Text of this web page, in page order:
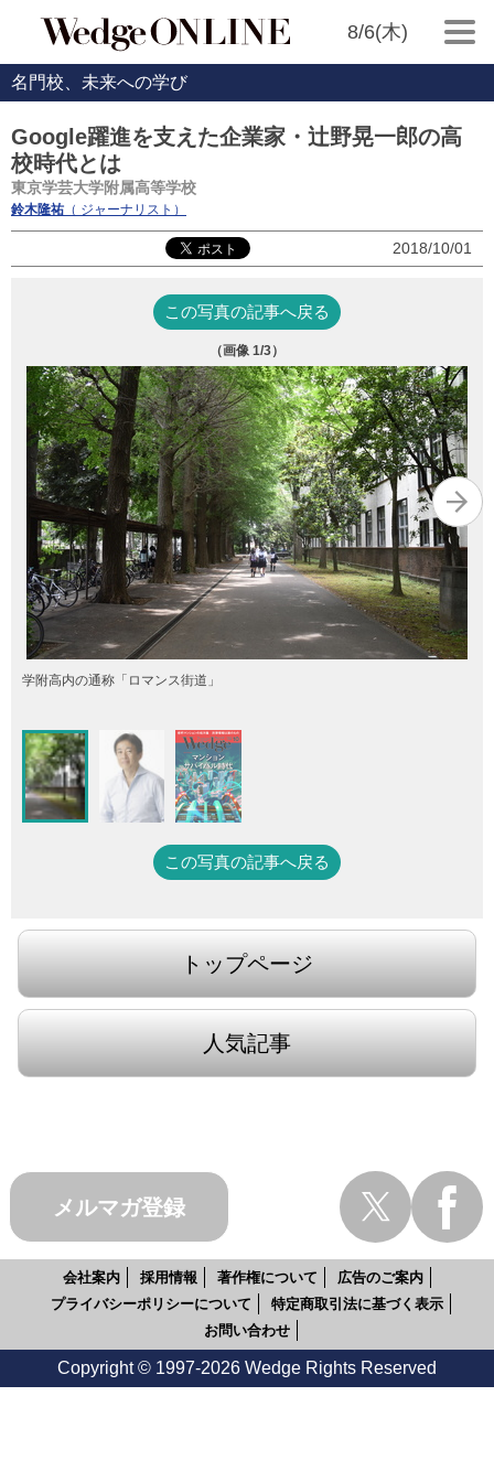
8/6(木)
名門校、未来への学び
Google躍進を支えた企業家・辻野晃一郎の高
校時代とは
東京学芸大学附属高等学校
鈴木隆祐 （ ジャーナリスト）
2018/10/01
この写真の記事へ戻る
（画像 1/3）
学附高内の通称「ロマンス街道」
この写真の記事へ戻る
トップページ
人気記事
メルマガ登録
会社案内 採用情報 著作権について
広告のご案内
プライバシーポリシーについて
特定商取引法に基づく表示
お問い合わせ
Copyright © 1997-2026 Wedge Rights Reserved